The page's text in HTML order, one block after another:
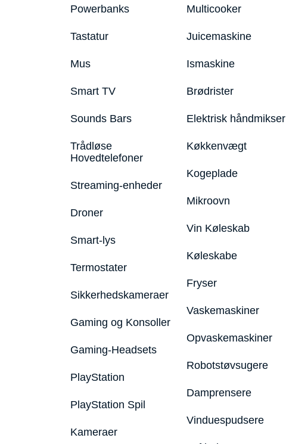
Powerbanks
Tastatur
Mus
Smart TV
Sounds Bars
Trådløse
Hovedtelefoner
Streaming-enheder
Droner
Smart-lys
Termostater
Sikkerhedskameraer
Gaming og Konsoller
Gaming-Headsets
PlayStation
PlayStation Spil
Kameraer
Multicooker
Juicemaskine
Ismaskine
Brødrister
Elektrisk håndmikser
Køkkenvægt
Kogeplade
Mikroovn
Vin Køleskab
Køleskabe
Fryser
Vaskemaskiner
Opvaskemaskiner
Robotstøvsugere
Damprensere
Vinduespudsere